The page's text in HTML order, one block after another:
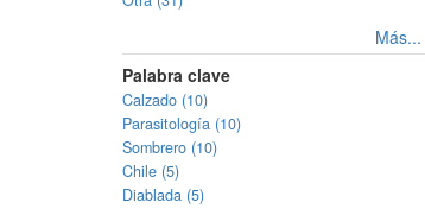
Más...
Palabra clave
Calzado (10)
Parasitología (10)
Sombrero (10)
Chile (5)
Diablada (5)